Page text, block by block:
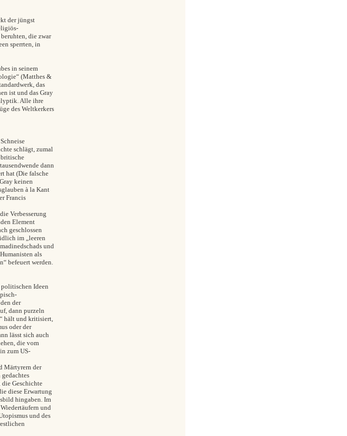
der jüngst
die zwar
sperrten, in
in seinem
(Matthes &
das
ist und das Gray
Alle ihre
des Weltkerkers
schlägt, zumal
dann
hat (Die falsche
keinen
à la Kant
Francis
Verbesserung
Element
geschlossen
im „leeren
und
als
befeuert werden.
Ideen
der
dann purzeln
hält und kritisiert,
oder der
lässt sich auch
die vom
zum US-
Märtyrern der
die Geschichte
diese Erwartung
hingaben. Im
und
und des